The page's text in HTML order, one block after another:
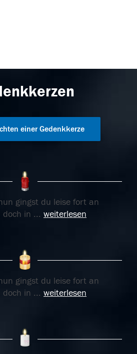
einer Gedenkkerze
gingst du leise fort an
doch in ... weiterlesen
gingst du leise fort an
doch in ... weiterlesen